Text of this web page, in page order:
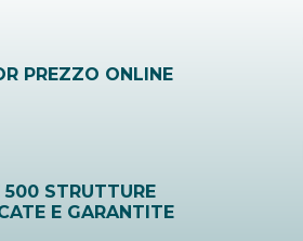
PREZZO ONLINE
500 STRUTTURE
E GARANTITE